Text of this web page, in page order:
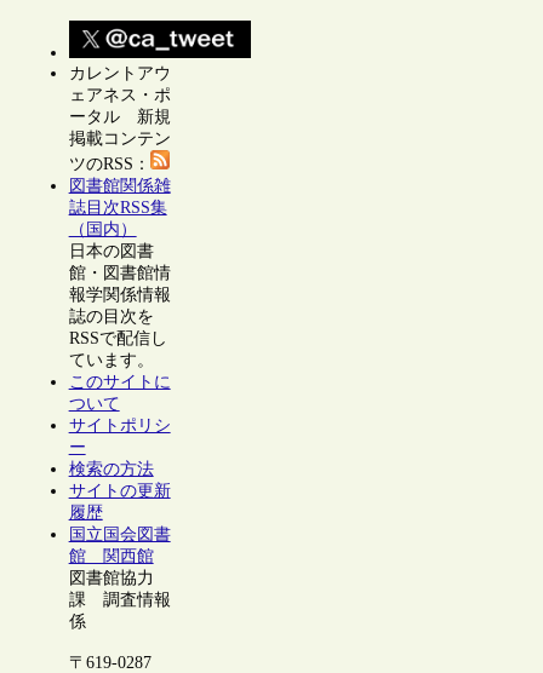
カレントアウ
ェアネス・ポ
ータル 新規
掲載コンテン
ツのRSS：
図書館関係雑
誌目次RSS集
（国内）
日本の図書
館・図書館情
報学関係情報
誌の目次を
RSSで配信し
ています。
このサイトに
ついて
サイトポリシ
ー
検索の方法
サイトの更新
履歴
国立国会図書
館 関西館
図書館協力
課 調査情報
係
〒619-0287